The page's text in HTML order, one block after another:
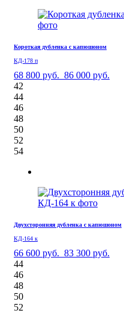
Короткая дубленка с капюшоном
КД-178 п
68 800 руб. 86 000 руб.
42
44
46
48
50
52
54
Двухсторонняя дубленка с капюшоном
КД-164 к
66 600 руб. 83 300 руб.
44
46
48
50
52